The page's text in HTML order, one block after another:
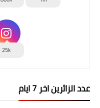
25k
عدد الزائرين اخر 7 ايام